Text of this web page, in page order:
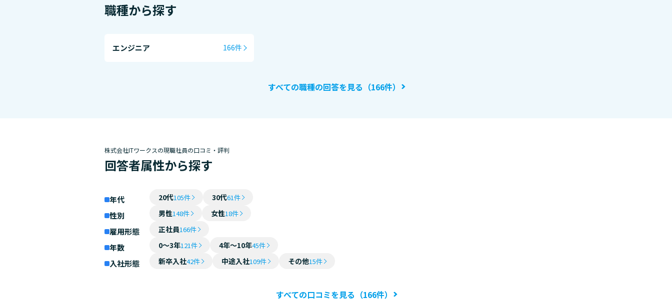
職種から探す
エンジニア 166件
すべての職種の回答を見る（166件）
株式会社ITワークスの現職社員の口コミ・評判
回答者属性から探す
年代 20代105件 30代61件
性別 男性148件 女性18件
雇用形態 正社員166件
年数 0～3年121件 4年～10年45件
入社形態 新卒入社42件 中途入社109件 その他15件
すべての口コミを見る（166件）